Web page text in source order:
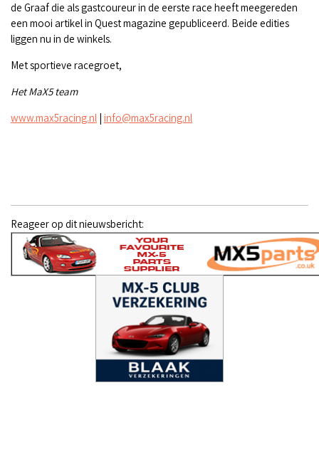
de Graaf die als gastcoureur in de eerste race heeft meegereden
een mooi artikel in Quest magazine gepubliceerd. Beide edities
liggen nu in de winkels.
Met sportieve racegroet,
Het MaX5 team
www.max5racing.nl info@max5racing.nl
Reageer op dit nieuwsbericht: